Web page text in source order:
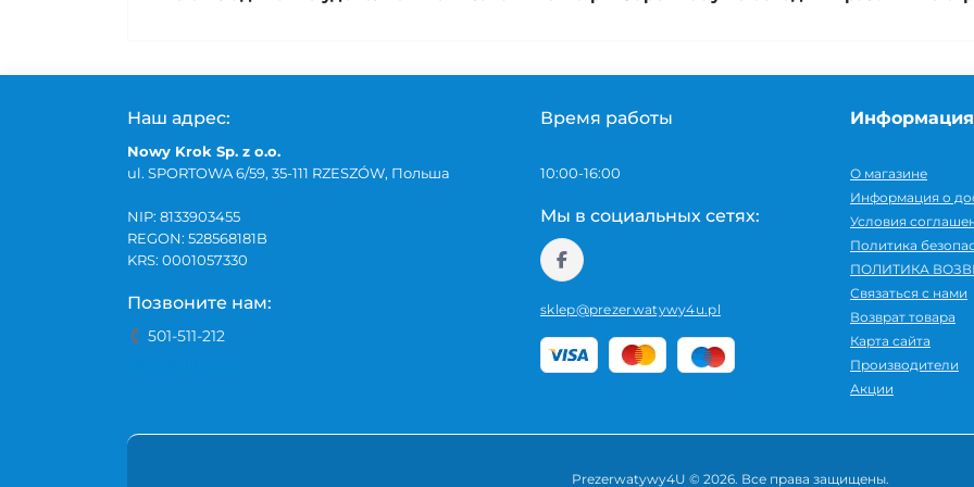
Наш адрес:
Nowy Krok Sp. z o.o.
ul. SPORTOWA 6/59, 35-111 RZESZÓW, Польша
NIP: 8133903455
REGON: 528568181B
KRS: 0001057330
Позвоните нам:
501-511-212
Время работы
10:00-16:00
Мы в социальных сетях:
sklep@prezerwatywy4u.pl
Информация
О магазине
Информация о
Условия
Политика
ПОЛИТИКА
Связаться с нами
Возврат товара
Карта сайта
Производители
Акции
Prezerwatywy4U © 2026. Все права защищены.